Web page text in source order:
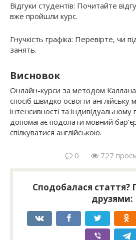
Відгуки студентів: Почитайте
вже пройшли курс.
Гнучкість графіка: Перевірте, чи
занять.
Висновок
Онлайн-курси за методом
спосіб швидко освоїти англійську
інтенсивності та
допомагає подолати мовний
спілкуватися англійською.
0 727
Сподобалася стаття?
друзями: